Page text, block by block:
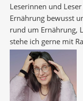
Leserinnen und
Ernährung bewusst
rund um Ernährung,
stehe ich gerne mit